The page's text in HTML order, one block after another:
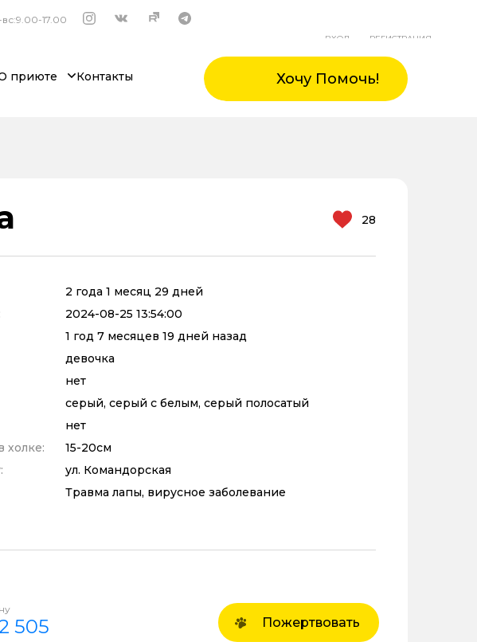
17.00
ВХОД РЕГИСТРАЦИЯ
приюте Контакты Хочу Помочь!
28
2 года 1 месяц 29 дней
2024-08-25 13:54:00
1 год 7 месяцев 19 дней назад
девочка
нет
серый, серый с белым, серый полосатый
нет
холке:
15-20см
ул. Командорская
Травма лапы, вирусное заболевание
505 Пожертвовать